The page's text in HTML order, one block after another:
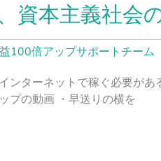
資本主義社会
100倍アップサポートチーム
ンターネットで稼ぐ必要が
プの動画 ・早送りの横を